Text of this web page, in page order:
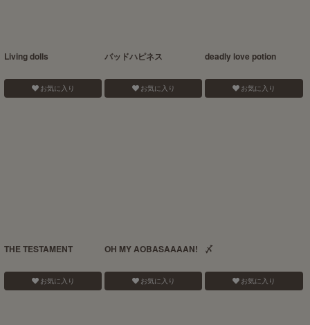
Living dolls
お気に入り
バッドハピネス
お気に入り
deadly love potion
お気に入り
THE TESTAMENT
お気に入り
OH MY AOBASAAAAN!
お気に入り
〆
お気に入り